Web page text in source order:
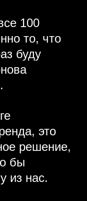
100
то, что
буду
это
решение,
бы
из нас.